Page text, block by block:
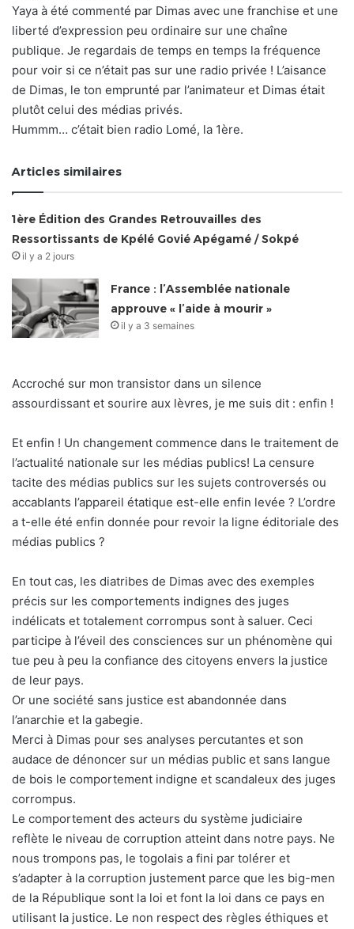
Yaya à été commenté par Dimas avec une franchise et une
liberté d’expression peu ordinaire sur une chaîne
publique. Je regardais de temps en temps la fréquence
pour voir si ce n’était pas sur une radio privée ! L’aisance
de Dimas, le ton emprunté par l’animateur et Dimas était
plutôt celui des médias privés.
Hummm… c’était bien radio Lomé, la 1ère.
Articles similaires
1ère Édition des Grandes Retrouvailles des
Ressortissants de Kpélé Govié Apégamé / Sokpé
il y a 2 jours
France : l’Assemblée nationale
approuve « l’aide à mourir »
il y a 3 semaines
Accroché sur mon transistor dans un silence
assourdissant et sourire aux lèvres, je me suis dit : enfin !
Et enfin ! Un changement commence dans le traitement de
l’actualité nationale sur les médias publics! La censure
tacite des médias publics sur les sujets controversés ou
accablants l’appareil étatique est-elle enfin levée ? L’ordre
a t-elle été enfin donnée pour revoir la ligne éditoriale des
médias publics ?
En tout cas, les diatribes de Dimas avec des exemples
précis sur les comportements indignes des juges
indélicats et totalement corrompus sont à saluer. Ceci
participe à l’éveil des consciences sur un phénomène qui
tue peu à peu la confiance des citoyens envers la justice
de leur pays.
Or une société sans justice est abandonnée dans
l’anarchie et la gabegie.
Merci à Dimas pour ses analyses percutantes et son
audace de dénoncer sur un médias public et sans langue
de bois le comportement indigne et scandaleux des juges
corrompus.
Le comportement des acteurs du système judiciaire
reflète le niveau de corruption atteint dans notre pays. Ne
nous trompons pas, le togolais a fini par tolérer et
s’adapter à la corruption justement parce que les big-men
de la République sont la loi et font la loi dans ce pays en
utilisant la justice. Le non respect des règles éthiques et